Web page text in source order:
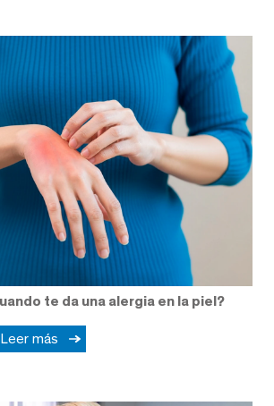
te da una alergia en la piel?
Leer más